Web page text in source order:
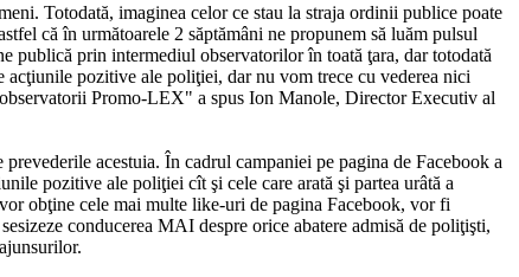
Totodată, imaginea celor ce stau la straja ordinii publice poate
că în următoarele 2 săptămâni ne propunem să luăm pulsul
publică prin intermediul observatorilor în toată ţara, dar totodată
pozitive ale poliţiei, dar nu vom trece cu vederea nici
Promo-LEX" a spus Ion Manole, Director Executiv al
acestuia. În cadrul campaniei pe pagina de Facebook a
pozitive ale poliţiei cît şi cele care arată şi partea urâtă a
obţine cele mai multe like-uri de pagina Facebook, vor fi
conducerea MAI despre orice abatere admisă de poliţişti,